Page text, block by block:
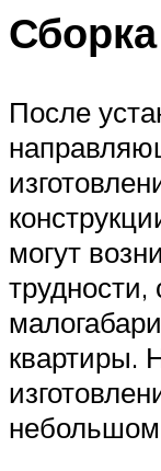
После
могут
квартиры.